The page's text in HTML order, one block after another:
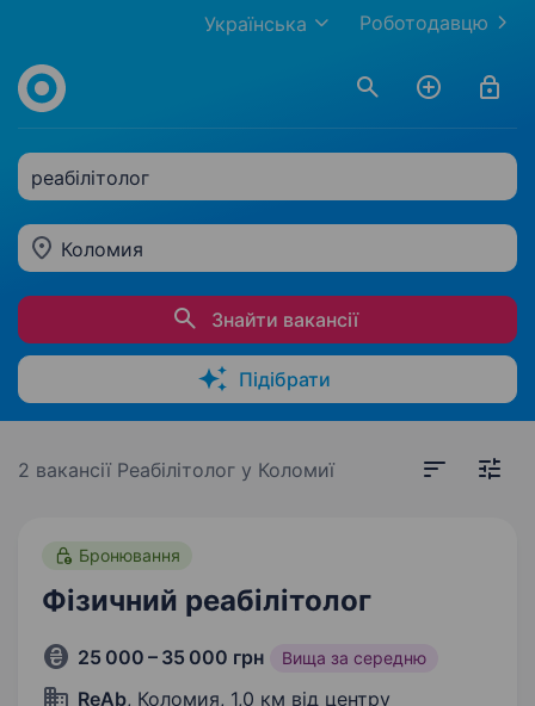
Роботодавцю
Українська
реабілітолог
Коломия
Знайти вакансії
Підібрати
2 вакансії Реабілітолог у Коломиї
Бронювання
Фізичний реабілітолог
25 000 – 35 000 грн Вища за середню
ReAb, Коломия, 1,0 км від центру